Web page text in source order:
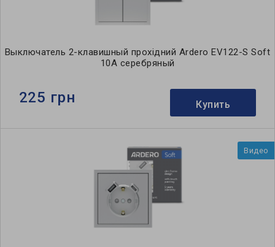
Выключатель 2-клавишный прохідний Ardero EV122-S Soft
10А серебряный
225 грн Купить
Видео